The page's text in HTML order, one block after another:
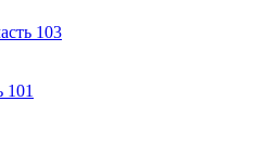
103
101